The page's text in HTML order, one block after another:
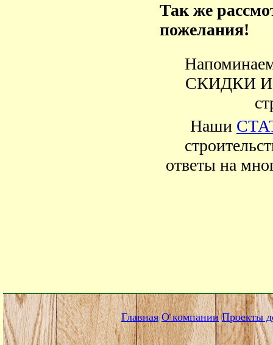
Так же
пожелания!
СКИДКИ И
Наши
ответы на
Главная О компании Проекты